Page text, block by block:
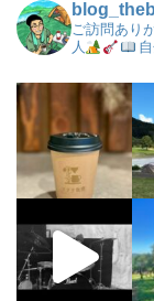
ご訪問あり
人